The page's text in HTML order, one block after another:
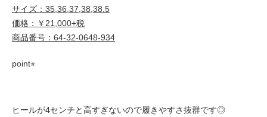
サイズ：35,36,37,38,38.5
価格：￥21,000+税
商品番号：64-32-0648-934
point⭐︎
ヒールが4センチと高すぎないので履きやすさ抜群です◎